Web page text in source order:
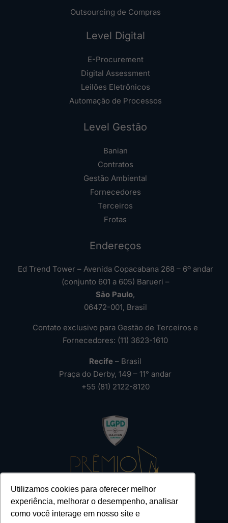
Utilizamos cookies para oferecer melhor
experiência, melhorar o desempenho, analisar
como você interage em nosso site e
Outsourcing de Compras
Level Digital
E-Procurement
Digital Assessment
Leilões Eletrônicos
Automação de Processos
Level Gestão
Banian
Contratos
Gestão Ambiental
Fornecedores
Terceiros
Frotas
Endereços
Ed Trend Tower – Avenida Copacabana 268 – 6º andar
(conjunto 601 a 605) Barueri –
São Paulo,
06472-001, Brasil
Contato exclusivo para Gestão de Terceiros e
Fornecedores: (11) 3623-1610
Recife – Brasil
Praça do Derby, 149 – 11° andar
+55 (81) 2122-8120